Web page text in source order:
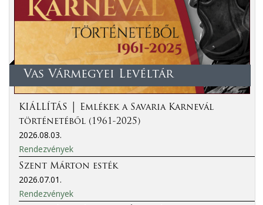
Vas Vármegyei Levéltár
KIÁLLÍTÁS │ Emlékek a Savaria Karnevál
történetéből (1961-2025)
2026.08.03.
Rendezvények
Szent Márton esték
2026.07.01.
Rendezvények